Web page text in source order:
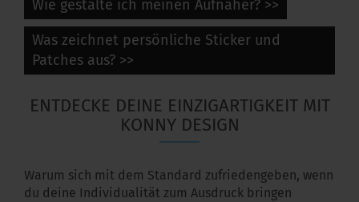
Wie gestalte ich meinen Aufnäher? >>
Was zeichnet persönliche Sticker und
Patches aus? >>
ENTDECKE DEINE EINZIGARTIGKEIT MIT
KONNY DESIGN
Warum sich mit dem Standard zufriedengeben, wenn
du deine Individualität zum Ausdruck bringen